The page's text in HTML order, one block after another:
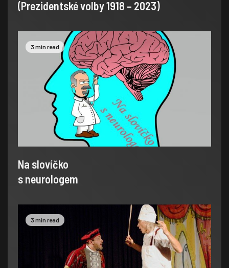
(Prezidentské volby 1918 – 2023)
3 min read
Na slovíčko
s neurologem
3 min read